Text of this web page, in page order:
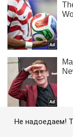
Не надоедаем!